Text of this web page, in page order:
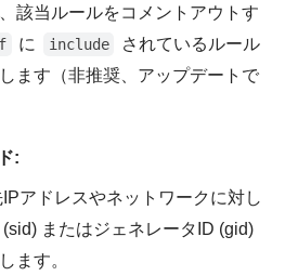
該当ルールをコメントアウトす
に include
されているルール
ます（非推奨、アップデートで
:
アドレスやネットワークに対し
またはジェネレータID (gid)
ます。